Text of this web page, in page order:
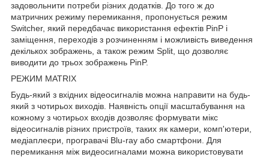
задовольнити потреби різних додатків. До того ж до
матричних режиму перемикання, пропонується режим
Switcher, який передбачає використання ефектів PinP і
заміщення, переходів з розчиненням і можливість виведення
декількох зображень, а також режим Split, що дозволяє
виводити до трьох зображень PinP.
РЕЖИМ MATRIX
Будь-який з вхідних відеосигналів можна направити на будь-
який з чотирьох виходів. Наявність опції масштабування на
кожному з чотирьох входів дозволяє формувати мікс
відеосигналів різних пристроїв, таких як камери, комп'ютери,
медіаплеєри, програвачі Blu-ray або смартфони. Для
перемикання між видеосигналами можна використовувати